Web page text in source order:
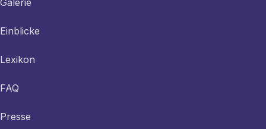
Einblicke
Lexikon
FAQ
Presse